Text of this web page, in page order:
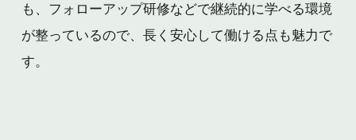
も、フォローアップ研修などで継続的に学べる環境
が整っているので、長く安心して働ける点も魅力で
す。